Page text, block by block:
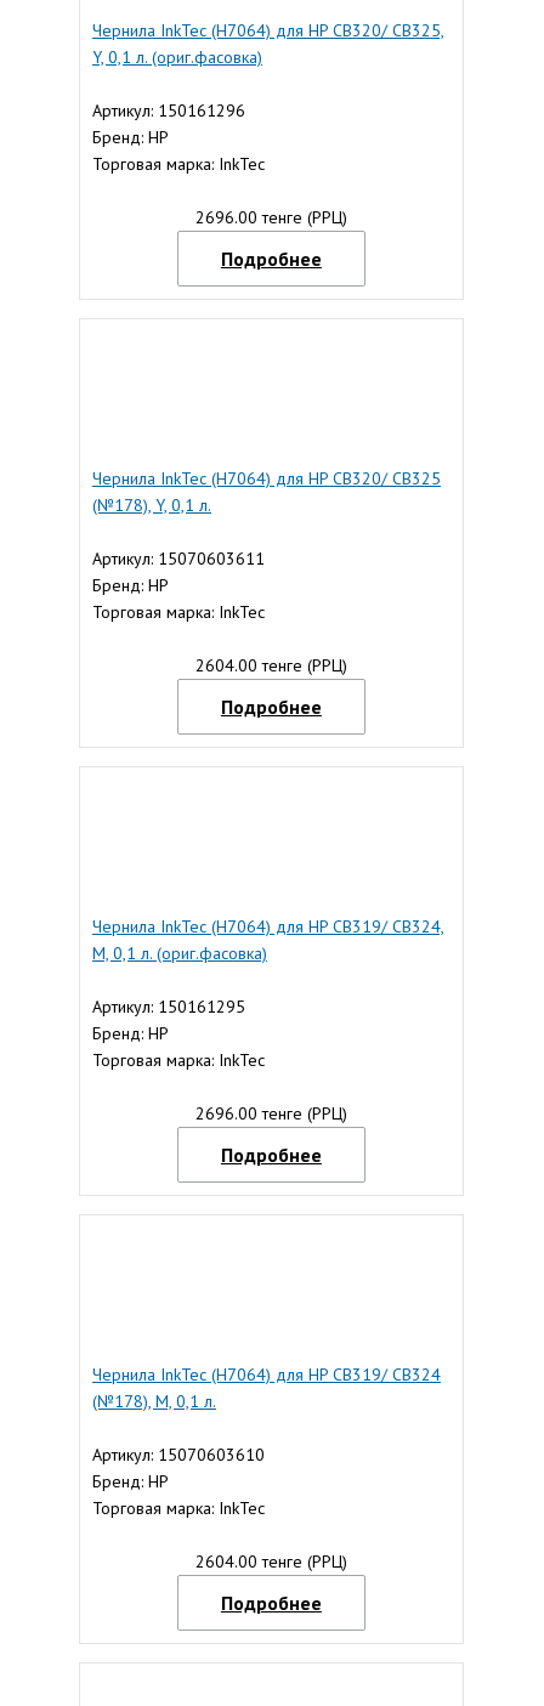
Чернила InkTec (H7064) для HP CB320/ CB325,
Y, 0,1 л. (ориг.фасовка)
Артикул: 150161296
Бренд: HP
Торговая марка: InkTec
2696.00 тенге (РРЦ)
Подробнее
Чернила InkTec (H7064) для HP CB320/ CB325
(№178), Y, 0,1 л.
Артикул: 15070603611
Бренд: HP
Торговая марка: InkTec
2604.00 тенге (РРЦ)
Подробнее
Чернила InkTec (H7064) для HP CB319/ CB324,
M, 0,1 л. (ориг.фасовка)
Артикул: 150161295
Бренд: HP
Торговая марка: InkTec
2696.00 тенге (РРЦ)
Подробнее
Чернила InkTec (H7064) для HP CB319/ CB324
(№178), M, 0,1 л.
Артикул: 15070603610
Бренд: HP
Торговая марка: InkTec
2604.00 тенге (РРЦ)
Подробнее